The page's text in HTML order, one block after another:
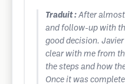
Traduit : After almost
and follow-up with
good decision.
clear with me from
the steps and how
Once it was